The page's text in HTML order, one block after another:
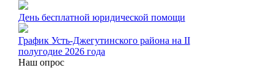
День бесплатной юридической помощи
График Усть-Джегутинского района на II
полугодие 2026 года
Наш опрос